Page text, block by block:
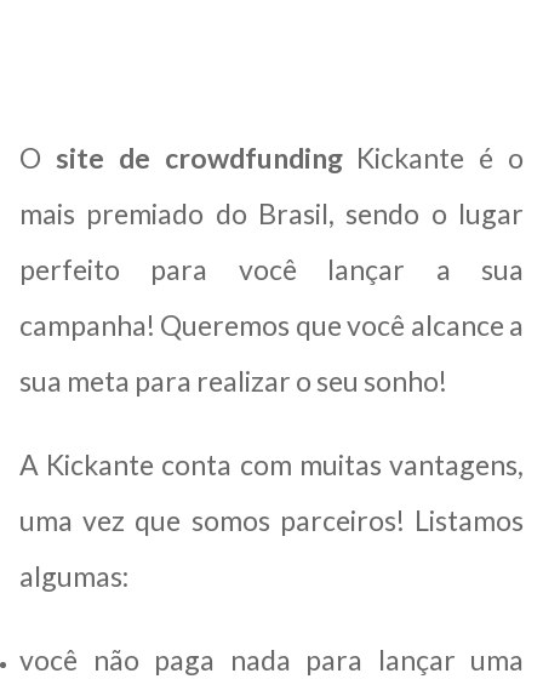
O site de crowdfundingKickante é o
mais premiado do Brasil, sendo o lugar
perfeito para você lançar a sua
campanha! Queremos que você alcance a
sua meta para realizar o seu sonho!
A Kickante conta com muitas vantagens,
uma vez que somos parceiros! Listamos
algumas:
você não paga nada para lançar uma